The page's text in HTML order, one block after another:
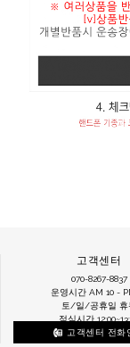
고객센터
070-8267-8837
운영시간 AM 10 -
토/일/공휴일 휴
점심시간
고객센터 전화